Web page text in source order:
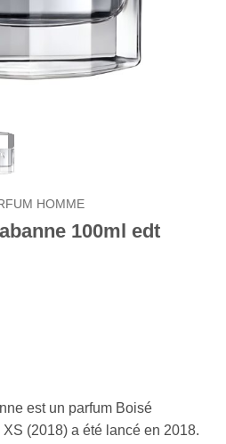
HOMME
100ml edt
est un parfum Boisé
(2018) a été lancé en 2018.